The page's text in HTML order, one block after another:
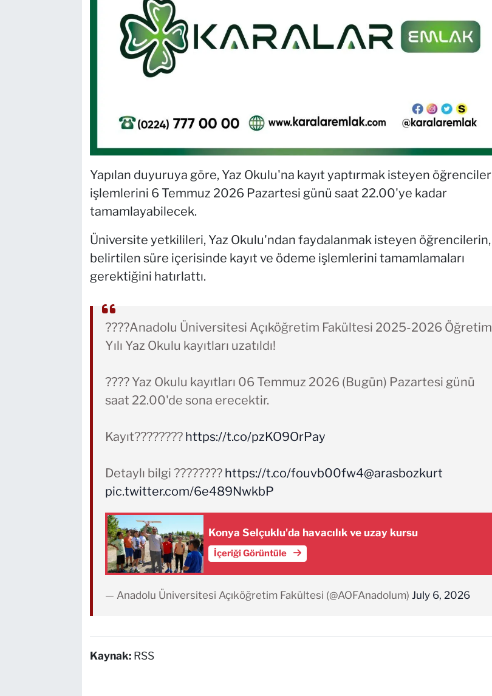
Yapılan duyuruya göre, Yaz Okulu'na kayıt yaptırmak isteyen öğrenciler
işlemlerini 6 Temmuz 2026 Pazartesi günü saat 22.00'ye kadar
tamamlayabilecek.
Üniversite yetkilileri, Yaz Okulu'ndan faydalanmak isteyen öğrencilerin,
belirtilen süre içerisinde kayıt ve ödeme işlemlerini tamamlamaları
gerektiğini hatırlattı.
????Anadolu Üniversitesi Açıköğretim Fakültesi 2025-2026 Öğretim
Yılı Yaz Okulu kayıtları uzatıldı!
????️ Yaz Okulu kayıtları 06 Temmuz 2026 (Bugün) Pazartesi günü
saat 22.00'de sona erecektir.
Kayıt???????? https://t.co/pzKO9OrPay
Detaylı bilgi ???????? https://t.co/fouvb00fw4@arasbozkurt
pic.twitter.com/6e489NwkbP
Konya Selçuklu'da havacılık ve uzay kursu
İçeriği Görüntüle
— Anadolu Üniversitesi Açıköğretim Fakültesi (@AOFAnadolum) July 6, 2026
Kaynak: RSS